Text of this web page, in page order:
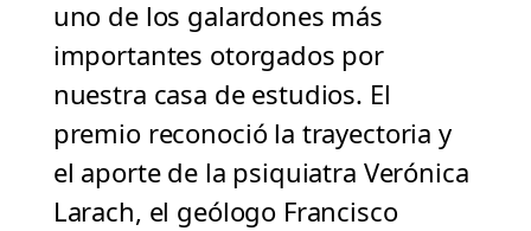
uno de los galardones más
importantes otorgados por
nuestra casa de estudios. El
premio reconoció la trayectoria y
el aporte de la psiquiatra Verónica
Larach, el geólogo Francisco